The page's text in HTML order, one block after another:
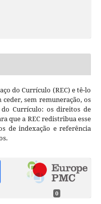
do Currículo (REC) e tê-lo
sem remuneração, os
do Currículo: os direitos de
que a REC redistribua esse
de indexação e referência
0